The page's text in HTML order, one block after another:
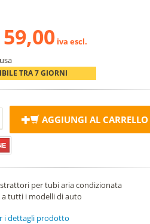
iva escl.
TRA 7 GIORNI
AGGIUNGI AL CARRELLO
per tubi aria condizionata
tutti i modelli di auto
i dettagli prodotto